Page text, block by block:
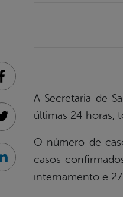
A Secretaria de
últimas 24 horas,
O número de
casos
internamento e
Facebook
Twitter
Linkedin